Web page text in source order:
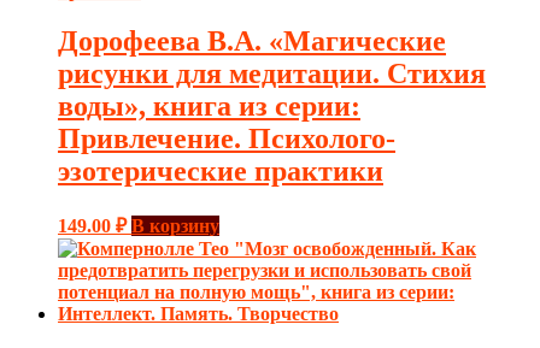
Дорофеева В.А. «Магические
рисунки для медитации. Стихия
воды», книга из серии:
Привлечение. Психолого-
эзотерические практики
149.00 ₽ В корзину